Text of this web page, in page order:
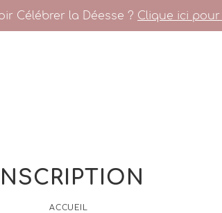
Célébrer la Déesse ? Clique ici
ACCUEIL